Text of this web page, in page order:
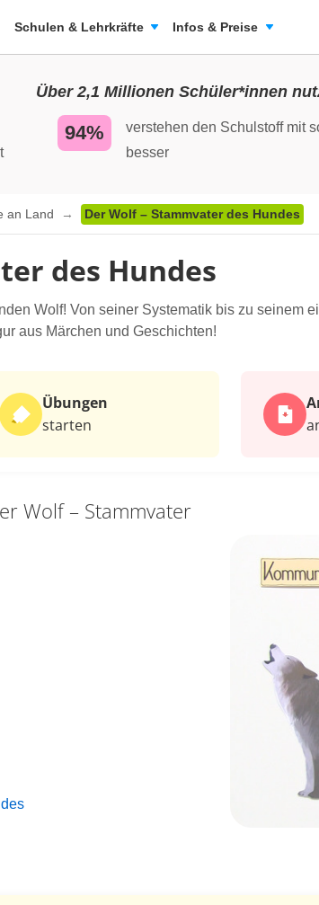
Schulen & Lehrkräfte Infos & Preise
Über 2,1 Millionen Schüler*innen
94%
verstehen den Schulstoff mit
besser
an Land Der Wolf – Stammvater des Hundes
des Hundes
Wolf! Von seiner Systematik bis zu seinem
aus Märchen und Geschichten!
Übungen
starten
Wolf – Stammvater